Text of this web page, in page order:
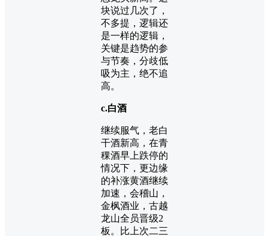
块说过几次了，
不多提，逻辑还
是一样的逻辑，
关键是趋势的参
与节奏，分歧低
吸为主，绝不追
高。
c.白酒
继续服气，老白
干酒新高，在青
稞酒早上跌停的
情况下，更边缘
的补涨黄酒继续
加速，会稽山，
金枫酒业，古越
龙山全员晋级2
板。比上次二三